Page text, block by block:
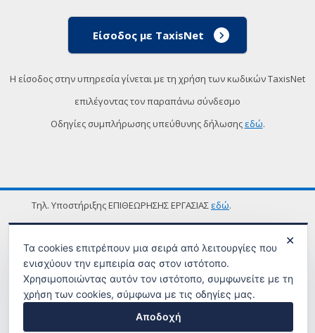
Είσοδος με TaxisNet
Η είσοδος στην υπηρεσία γίνεται με τη χρήση των κωδικών TaxisNet
επιλέγοντας τον παραπάνω σύνδεσμο
Οδηγίες συμπλήρωσης υπεύθυνης δήλωσης εδώ.
Τηλ. Υποστήριξης ΕΠΙΘΕΩΡΗΣΗΣ ΕΡΓΑΣΙΑΣ εδώ.
ΟΡΟΙ ΧΡΗΣΗΣ
✕
Τα cookies επιτρέπουν μια σειρά από λειτουργίες που
ενισχύουν την εμπειρία σας στον ιστότοπο.
Χρησιμοποιώντας αυτόν τον ιστότοπο, συμφωνείτε με τη
χρήση των cookies, σύμφωνα με τις οδηγίες μας.
Αποδοχή